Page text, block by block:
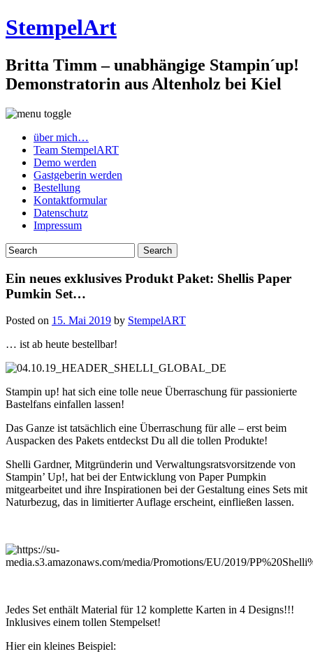
StempelArt
Britta Timm – unabhängige Stampin´up!
Demonstratorin aus Altenholz bei Kiel
über mich…
Team StempelART
Demo werden
Gastgeberin werden
Bestellung
Kontaktformular
Datenschutz
Impressum
Ein neues exklusives Produkt Paket: Shellis Paper
Pumkin Set…
Posted on 15. Mai 2019 by StempelART
… ist ab heute bestellbar!
Stampin up! hat sich eine tolle neue Überraschung für passionierte
Bastelfans einfallen lassen!
Das Ganze ist tatsächlich eine Überraschung für alle – erst beim
Auspacken des Pakets entdeckst Du all die tollen Produkte!
Shelli Gardner, Mitgründerin und Verwaltungsratsvorsitzende von
Stampin’ Up!, hat bei der Entwicklung von Paper Pumpkin
mitgearbeitet und ihre Inspirationen bei der Gestaltung eines Sets mit
Naturbezug, das in limitierter Auflage erscheint, einfließen lassen.
Jedes Set enthält Material für 12 komplette Karten in 4 Designs!!!
Inklusives einem tollen Stempelset!
Hier ein kleines Beispiel: